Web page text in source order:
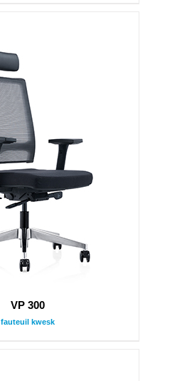
VP 300
fauteuil kwesk